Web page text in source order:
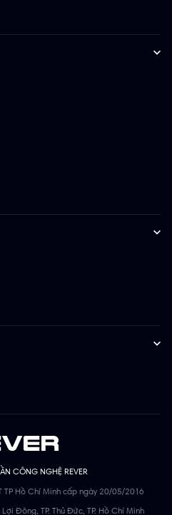
CÔNG NGHỆ REVER
TP Hồ Chí Minh cấp ngày 20/05/2016
Đông, TP. Thủ Đức, TP. Hồ Chí Minh